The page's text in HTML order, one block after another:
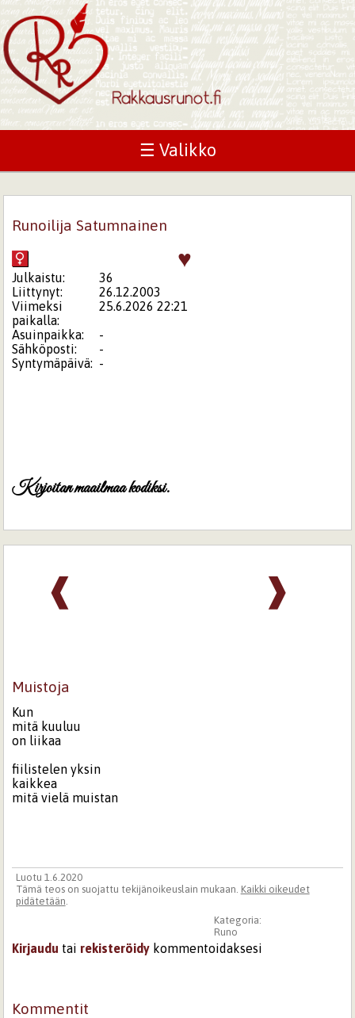
☰ Valikko
Runoilija Satumnainen
♥
Julkaistu:
36
Liittynyt:
26.12.2003
Viimeksi
paikalla:
25.6.2026 22:21
Asuinpaikka:
-
Sähköposti:
-
Syntymäpäivä: -
Kirjoitan maailmaa kodiksi.
❱
❰
Muistoja
Kun
mitä kuuluu
on liikaa
fiilistelen yksin
kaikkea
mitä vielä muistan
Luotu 1.6.2020
Tämä teos on suojattu tekijänoikeuslain mukaan. Kaikki oikeudet
pidätetään.
Kategoria:
Runo
Kirjaudu tai rekisteröidy kommentoidaksesi
Kommentit